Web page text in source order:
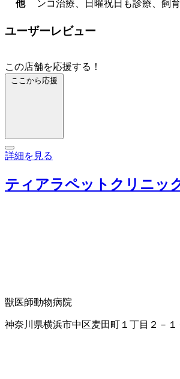
他
ンコ治療、日曜祝日も診療、飼
ユーザーレビュー
この店舗を応援する！
ここから応援
詳細を見る
ティアラペットクリニッ
獣医師動物病院
神奈川県横浜市中区麦田町１丁目２－１